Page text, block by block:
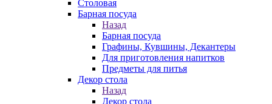
Столовая
Барная посуда
Назад
Барная посуда
Графины, Кувшины, Декантеры
Для приготовления напитков
Предметы для питья
Декор стола
Назад
Декор стола